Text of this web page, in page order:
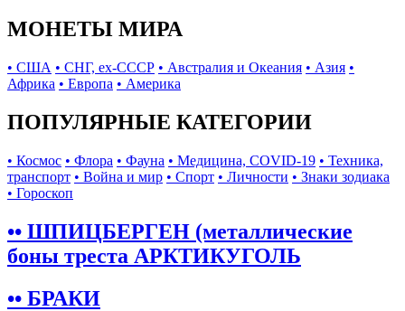
МОНЕТЫ МИРА
• США • СНГ, ex-СССР • Австралия и Океания • Азия •
Африка • Европа • Америка
ПОПУЛЯРНЫЕ КАТЕГОРИИ
• Космос • Флора • Фауна • Медицина, COVID-19 • Техника,
транспорт • Война и мир • Спорт • Личности • Знаки зодиака
• Гороскоп
•• ШПИЦБЕРГЕН (металлические
боны треста АРКТИКУГОЛЬ
•• БРАКИ